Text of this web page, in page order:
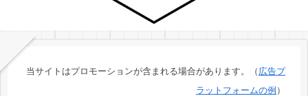
当サイトはプロモーションが含まれる場合があります。（ 広告プ
ラットフォームの例 ）